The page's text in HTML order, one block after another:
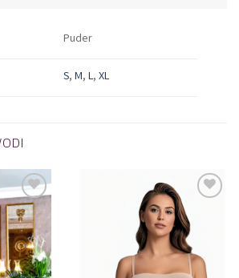
Puder
S,M,L,XL
Dodaj
u
listu
želja